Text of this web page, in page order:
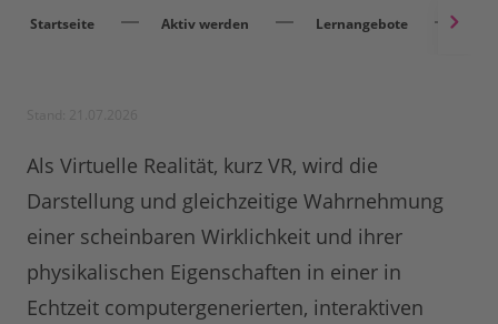
Startseite Aktiv werden Lernangebote
Als Virtuelle Realität, kurz VR, wird die
Darstellung und gleichzeitige Wahrnehmung
einer scheinbaren Wirklichkeit und ihrer
physikalischen Eigenschaften in einer in
Echtzeit computergenerierten, interaktiven